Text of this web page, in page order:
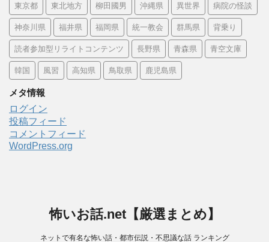
東京都 東北地方 柳田國男 沖縄県 異世界 病院の怪談
神奈川県 福井県 福岡県 統一教会 群馬県 背乗り
読者参加型リライトコンテンツ 長野県 青森県 青空文庫
韓国 風習 高知県 鳥取県 鹿児島県
メタ情報
ログイン
投稿フィード
コメントフィード
WordPress.org
怖いお話.net【厳選まとめ】
ネットで有名な怖い話・都市伝説・不思議な話 ランキング